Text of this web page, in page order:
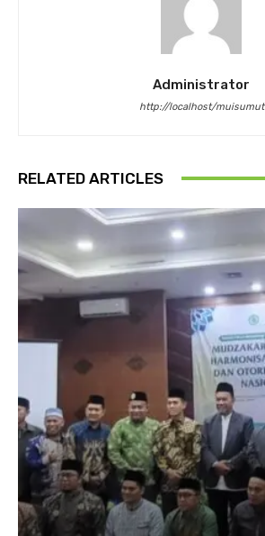
Administrator
http://localhost/muisumut
RELATED ARTICLES